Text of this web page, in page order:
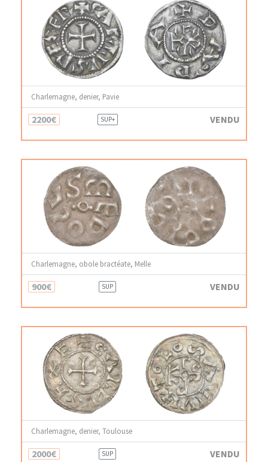
Charlemagne, denier, Pavie
2200€ SUP+ VENDU
Charlemagne, obole bractéate, Melle
900€ SUP VENDU
Charlemagne, denier, Toulouse
2000€ SUP VENDU